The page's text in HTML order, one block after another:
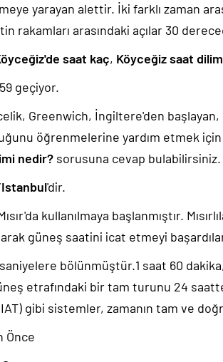
yarayan alettir. İki farklı zaman
rakamları arasındaki açılar 30
saat kaç, Köyceğiz saat
geçiyor.
Greenwich, İngiltere'den başlayan,
öğrenmelerine yardım etmek
nedir? sorusuna cevap bulabilirsiniz.
'dir.
kullanılmaya başlanmıştır.
güneş saatini icat etmeyi
bölünmüştür.1 saat 60
etrafındaki bir tam turunu 24
gibi sistemler, zamanın tam ve
Önce